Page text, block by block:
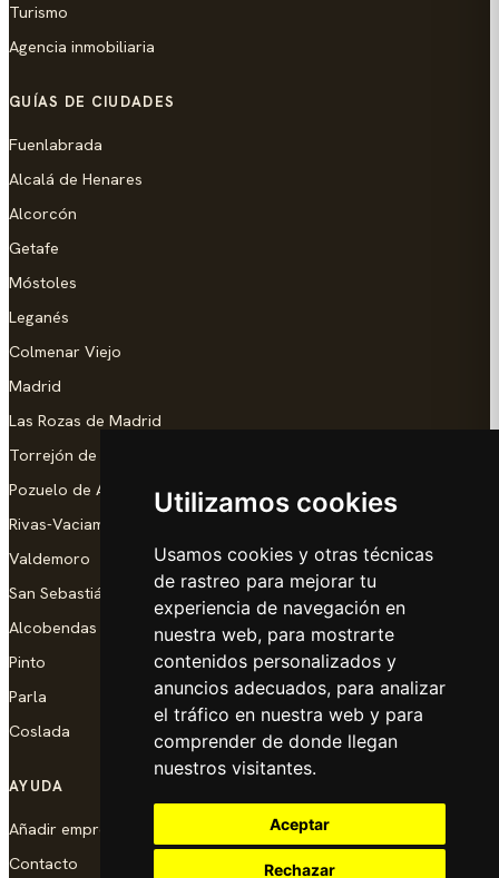
Utilizamos cookies
Usamos cookies y otras técnicas
de rastreo para mejorar tu
experiencia de navegación en
nuestra web, para mostrarte
contenidos personalizados y
anuncios adecuados, para analizar
el tráfico en nuestra web y para
comprender de donde llegan
nuestros visitantes.
Aceptar
Rechazar
Turismo
Agencia inmobiliaria
GUÍAS DE CIUDADES
Fuenlabrada
Alcalá de Henares
Alcorcón
Getafe
Móstoles
Leganés
Colmenar Viejo
Madrid
Las Rozas de Madrid
Torrejón de Ardoz
Pozuelo de Alarcón
Rivas-Vaciamadrid
Valdemoro
San Sebastián de los Reyes
Alcobendas
Pinto
Parla
Coslada
AYUDA
Añadir empresa
Contacto